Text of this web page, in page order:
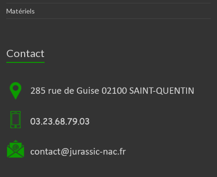
Matériels
Contact